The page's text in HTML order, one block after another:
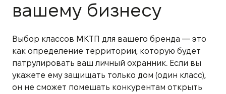
вашему бизнесу
Выбор классов МКТП для вашего бренда — это
как определение территории, которую будет
патрулировать ваш личный охранник. Если вы
укажете ему защищать только дом (один класс),
он не сможет помешать конкурентам открыть